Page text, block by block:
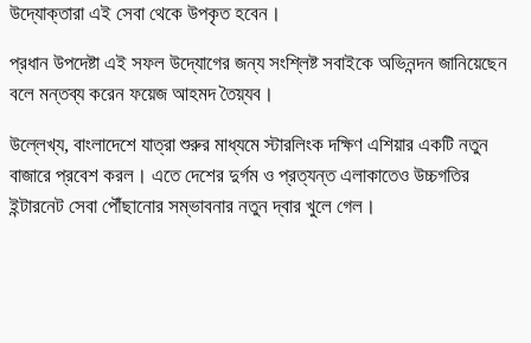
উদ্যোক্তারা এই সেবা থেকে উপকৃত হবেন।
প্রধান উপদেষ্টা এই সফল উদ্যোগের জন্য সংশ্লিষ্ট সবাইকে অভিনন্দন জানিয়েছেন
বলে মন্তব্য করেন ফয়েজ আহমদ তৈয়্যব।
উল্লেখ্য, বাংলাদেশে যাত্রা শুরুর মাধ্যমে স্টারলিংক দক্ষিণ এশিয়ার একটি নতুন
বাজারে প্রবেশ করল। এতে দেশের দুর্গম ও প্রত্যন্ত এলাকাতেও উচ্চগতির
ইন্টারনেট সেবা পৌঁছানোর সম্ভাবনার নতুন দ্বার খুলে গেল।